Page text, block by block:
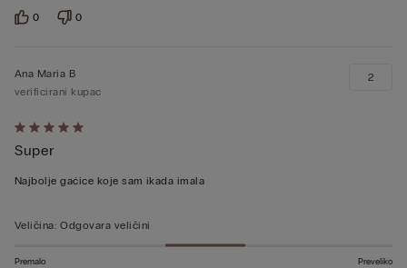
5
0 0
Dali
ste
ocjenu
od
Ana Maria B
verificirani kupac
Super
Najbolje gaćice koje sam ikada imala
2
Veličina: Odgovara veličini
Premalo Preveliko